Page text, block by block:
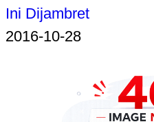
Ini Dijambret
2016-10-28